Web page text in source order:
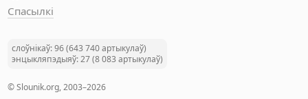
Спасылкі
слоўнікаў: 96 (643 740 артыкулаў)
энцыкляпэдыяў: 27 (8 083 артыкулаў)
© Slounik.org, 2003–2026